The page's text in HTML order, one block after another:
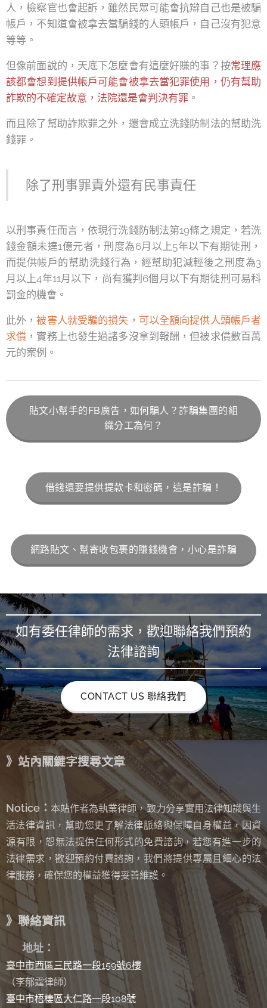
人，檢察官也會起訴，雖然民眾可能會抗辯自己也是被騙
帳戶，不知道會被拿去當騙錢的人頭帳戶，自己沒有犯意
等等。
但像前面說的，天底下怎麼會有這麼好賺的事？按常理應
該都會想到提供帳戶可能會被拿去當犯罪使用，仍有幫助
詐欺的不確定故意，法院還是會判決有罪 。
而且除了幫助詐欺罪之外，還會成立洗錢防制法的幫助洗
錢罪。
除了刑事罪責外還有民事責任
以刑事責任而言，依現行洗錢防制法第19條之規定，若洗
錢金額未達1億元者，刑度為6月以上5年以下有期徒刑，
而提供帳戶的幫助洗錢行為，經幫助犯減輕後之刑度為3
月以上4年11月以下，尚有獲判6個月以下有期徒刑可易科
罰金的機會。
此外，被害人就受騙的損失，可以全額向提供人頭帳戶者
求償 ，實務上也發生過諸多沒拿到報酬，但被求償數百萬
元的案例。
貼文小幫手的FB廣告，如何騙人？詐騙集團的組
織分工為何？
借錢還要提供提款卡和密碼，這是詐騙！
網路貼文、幫寄收包裹的賺錢機會，小心是詐騙
如有委任律師的需求，歡迎聯絡我們預約
法律諮詢
CONTACT US 聯絡我們
》站內關鍵字搜尋文章
Notice： 本站作者為執業律師，致力分享實用法律知識與生
活法律資訊，幫助您更了解法律脈絡與保障自身權益，因資
源有限，恕無法提供任何形式的免費諮詢， 若您有進一步的
法律需求，歡迎預約付費諮詢，我們將提供專屬且細心的法
律服務，確保您的權益獲得妥善維護。
》聯絡資訊
地址：
臺中市西區三民路一段159號6樓
（李郁霆律師）
臺中市梧棲區大仁路一段108號